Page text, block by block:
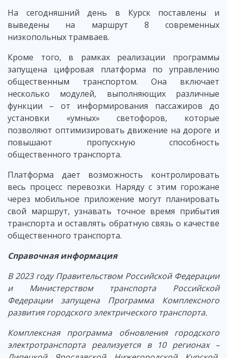
На сегодняшний день в Курск поставлены и
выведены на маршрут 8 современных
низкопольных трамваев.
Кроме того, в рамках реализации программы
запущена цифровая платформа по управлению
общественным транспортом. Она включает
несколько модулей, выполняющих различные
функции – от информирования пассажиров до
установки «умных» светофоров, которые
позволяют оптимизировать движение на дороге и
повышают пропускную способность
общественного транспорта.
Платформа дает возможность контролировать
весь процесс перевозки. Наряду с этим горожане
через мобильное приложение могут планировать
свой маршрут, узнавать точное время прибытия
транспорта и оставлять обратную связь о качестве
общественного транспорта.
Справочная информация
В 2023 году Правительством Российской Федерации
и Министерством транспорта Российской
Федерации запущена Программа Комплексного
развития городского электрического транспорта.
Комплексная программа обновления городского
электротранспорта реализуется в 10 регионах –